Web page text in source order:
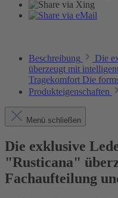
Beschreibung
Die
überzeugt mit
Tragekomfort Die
Produkteigenschaften
Menü schließen
Die exklusive
"Rusticana"
Fachaufteilung